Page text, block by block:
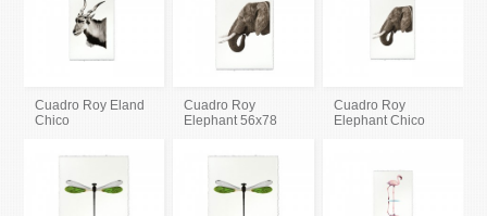
Cuadro Roy Eland
Chico
Cuadro Roy
Elephant 56x78
Cuadro Roy
Elephant Chico